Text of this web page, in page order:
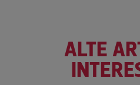
ALTE